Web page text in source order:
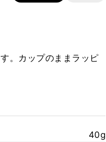
。カップのままラッピ
40g